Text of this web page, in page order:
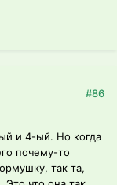
#86
и 4-ый. Но когда
почему-то
так та,